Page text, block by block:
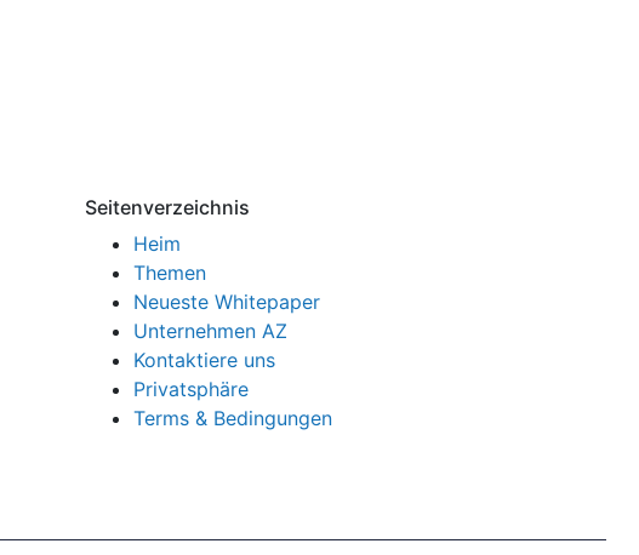
Seitenverzeichnis
Heim
Themen
Neueste Whitepaper
Unternehmen AZ
Kontaktiere uns
Privatsphäre
Terms & Bedingungen